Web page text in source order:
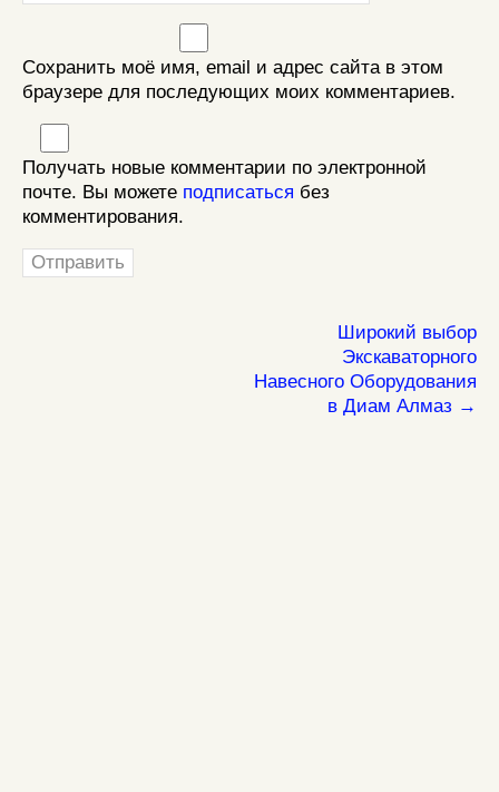
Сохранить моё имя, email и адрес сайта в этом
браузере для последующих моих комментариев.
Получать новые комментарии по электронной
почте. Вы можете подписаться без
комментирования.
Широкий выбор
Экскаваторного
Навесного Оборудования
в Диам Алмаз →